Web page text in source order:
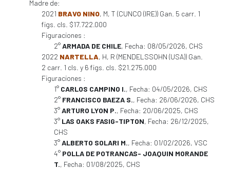
Madre de:
2021 BRAVO NINO, M, T (CUNCO (IRE)) Gan. 5 carr. 1
figs. cls. $17.722.000
Figuraciones :
2°ARMADA DE CHILE, Fecha: 08/05/2026, CHS
2022 NARTELLA, H, R (MENDELSSOHN (USA)) Gan.
2 carr. 1 cls. y 6 figs. cls. $21.275.000
Figuraciones :
1° CARLOS CAMPINO I., Fecha: 04/05/2026, CHS
2° FRANCISCO BAEZA S., Fecha: 26/06/2026, CHS
3°ARTURO LYON P., Fecha: 20/06/2025, CHS
3° LAS OAKS FASIG-TIPTON, Fecha: 26/12/2025,
CHS
3°ALBERTO SOLARI M., Fecha: 01/02/2026, VSC
4° POLLA DE POTRANCAS- JOAQUIN MORANDE
T., Fecha: 01/08/2025, CHS